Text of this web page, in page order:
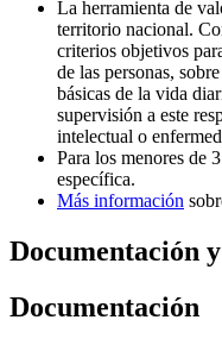
La herramienta de
territorio nacional.
criterios objetivos
de las personas,
básicas de la vida
supervisión a este
intelectual o
Para los menores de
específica.
Más información
Documentación
Documentación